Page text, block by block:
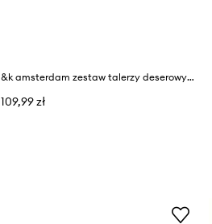
&k amsterdam zestaw talerzy deserowych mochi 17,5 cm 2-pack
109,99 zł